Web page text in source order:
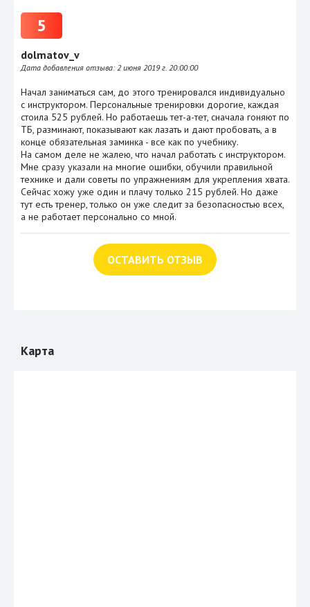
dolmatov_v
Дата добавления отзыва:2 июня 2019 г. 20:00:00
5
Начал заниматься сам, до этого тренировался индивидуально
с инструктором. Персональные тренировки дорогие, каждая
стоила 525 рублей. Но работаешь тет-а-тет, сначала гоняют по
ТБ, разминают, показывают как лазать и дают пробовать, а в
конце обязательная заминка - все как по учебнику.
На самом деле не жалею, что начал работать с инструктором.
Мне сразу указали на многие ошибки, обучили правильной
технике и дали советы по упражнениям для укрепления хвата.
Сейчас хожу уже один и плачу только 215 рублей. Но даже
тут есть тренер, только он уже следит за безопасностью всех,
а не работает персонально со мной.
ОСТАВИТЬ ОТЗЫВ
Карта